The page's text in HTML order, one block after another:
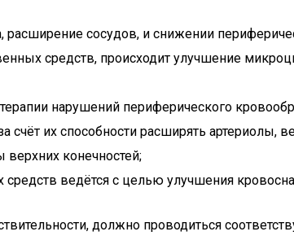
сосудов, и снижении
средств, происходит улучшение
нарушений периферического
счёт их способности расширять
конечностей;
ведётся с целью улучшения
должно проводиться